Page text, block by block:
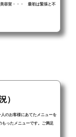
容室・・・ 最初は緊張と不
）
のお客様にあてたメニューを
ったメニューです。ご満足